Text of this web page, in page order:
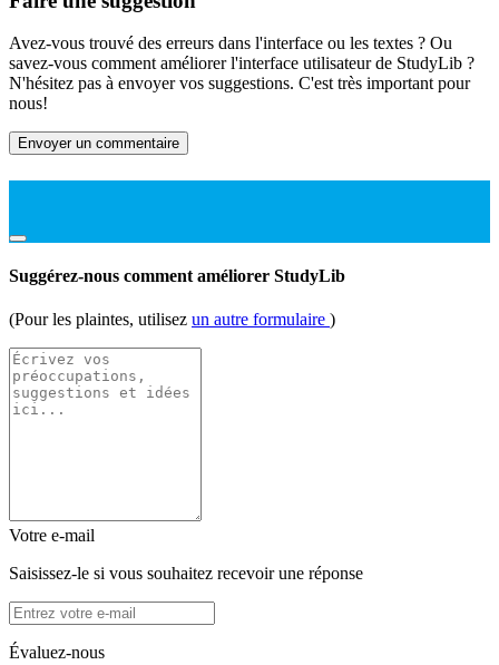
Avez-vous trouvé des erreurs dans l'interface ou les textes ? Ou
savez-vous comment améliorer l'interface utilisateur de StudyLib ?
N'hésitez pas à envoyer vos suggestions. C'est très important pour
nous!
Envoyer un commentaire
Suggérez-nous comment améliorer StudyLib
(Pour les plaintes, utilisez un autre formulaire )
Votre e-mail
Saisissez-le si vous souhaitez recevoir une réponse
Évaluez-nous